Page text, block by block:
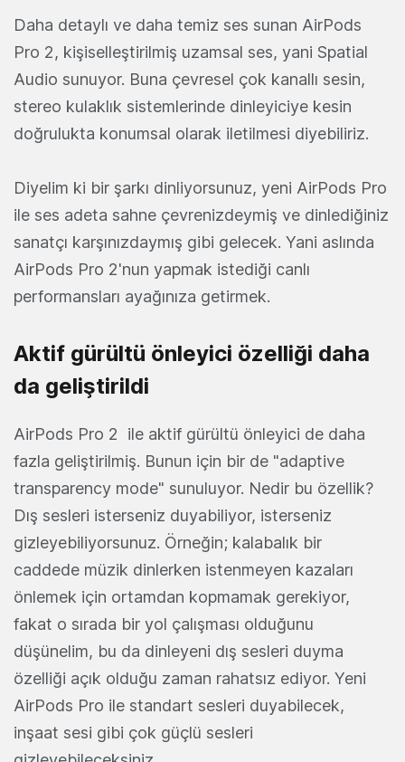
Daha detaylı ve daha temiz ses sunan AirPods
Pro 2, kişiselleştirilmiş uzamsal ses, yani Spatial
Audio sunuyor. Buna çevresel çok kanallı sesin,
stereo kulaklık sistemlerinde dinleyiciye kesin
doğrulukta konumsal olarak iletilmesi diyebiliriz.
Diyelim ki bir şarkı dinliyorsunuz, yeni AirPods Pro
ile ses adeta sahne çevrenizdeymiş ve dinlediğiniz
sanatçı karşınızdaymış gibi gelecek. Yani aslında
AirPods Pro 2'nun yapmak istediği canlı
performansları ayağınıza getirmek.
Aktif gürültü önleyici özelliği daha
da geliştirildi
AirPods Pro 2 ile aktif gürültü önleyici de daha
fazla geliştirilmiş. Bunun için bir de "adaptive
transparency mode" sunuluyor. Nedir bu özellik?
Dış sesleri isterseniz duyabiliyor, isterseniz
gizleyebiliyorsunuz. Örneğin; kalabalık bir
caddede müzik dinlerken istenmeyen kazaları
önlemek için ortamdan kopmamak gerekiyor,
fakat o sırada bir yol çalışması olduğunu
düşünelim, bu da dinleyeni dış sesleri duyma
özelliği açık olduğu zaman rahatsız ediyor. Yeni
AirPods Pro ile standart sesleri duyabilecek,
inşaat sesi gibi çok güçlü sesleri